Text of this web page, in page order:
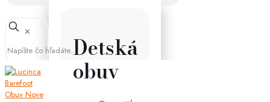
Detská
obuv
✕